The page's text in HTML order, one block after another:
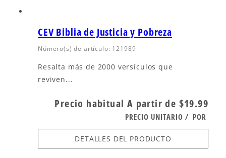
CEV Biblia de Justicia y Pobreza
Número(s) de artículo: 121989
Resalta más de 2000 versículos que
reviven...
Precio habitual A partir de $19.99
PRECIO UNITARIO / POR
DETALLES DEL PRODUCTO